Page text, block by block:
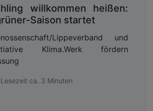
willkommen heißen:
Saison startet
Lippeverband und
Klima.Werk fördern
ca. 3 Minuten